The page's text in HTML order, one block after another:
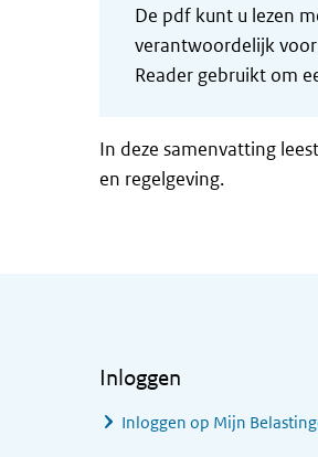
De pdf kunt u lezen
verantwoordelijk
Reader gebruikt om
In deze samenvatting
en regelgeving.
Inloggen
Inloggen op Mijn